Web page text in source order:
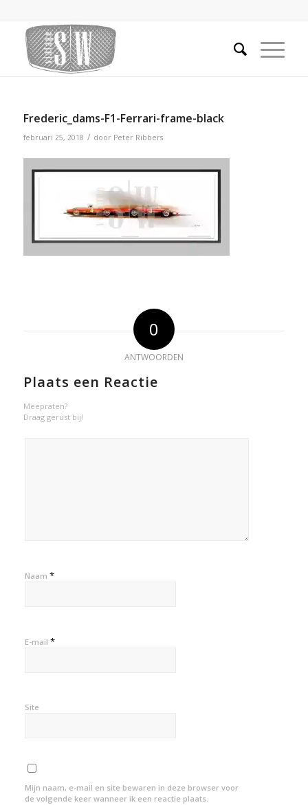
Frederic_dams-F1-Ferrari-frame-black
februari 25, 2018 / door Peter Ribbers
0
ANTWOORDEN
Plaats een Reactie
Meepraten?
Draag gerust bij!
Naam *
E-mail *
Site
Mijn naam, e-mail en site bewaren in deze browser voor
de volgende keer wanneer ik een reactie plaats.